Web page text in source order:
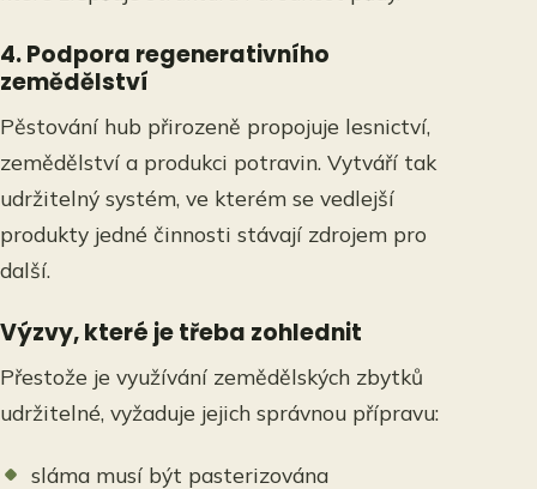
4. Podpora regenerativního
zemědělství
Pěstování hub přirozeně propojuje lesnictví,
zemědělství a produkci potravin. Vytváří tak
udržitelný systém, ve kterém se vedlejší
produkty jedné činnosti stávají zdrojem pro
další.
Výzvy, které je třeba zohlednit
Přestože je využívání zemědělských zbytků
udržitelné, vyžaduje jejich správnou přípravu:
sláma musí být pasterizována